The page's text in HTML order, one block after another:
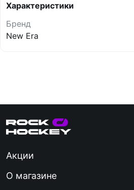
Характеристики
Бренд
New Era
Акции
О магазине